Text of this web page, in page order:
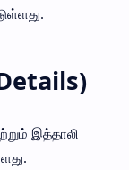
இத்தாலி